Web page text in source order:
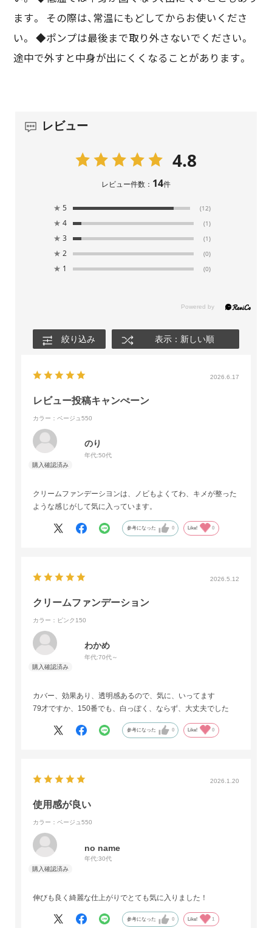
ます。 その際は、常温にもどしてからお使いくださ
い。 ◆ポンプは最後まで取り外さないでください。
途中で外すと中身が出にくくなることがあります。
レビュー
4.8
レビュー件数： 14件
★ 5 (12)
★ 4 (1)
★ 3 (1)
★ 2 (0)
★ 1 (0)
絞り込み 表示：新しい順
2026.6.17
レビュー投稿キャンぺーン
カラー：ベージュ550
のり
年代:50代
クリームファンデーシヨンは、ノビもよくてわ、キメが整った
ような感じがして気に入っています。
参考になった 0 Like! 0
2026.5.12
クリームファンデーション
カラー：ピンク150
わかめ
年代:70代～
カバー、効果あり、透明感あるので、気に、いってます
79才ですか、150番でも、白っぽく、ならず、大丈夫でした
参考になった 0 Like! 0
2026.1.20
使用感が良い
カラー：ベージュ550
no name
年代:30代
伸びも良く綺麗な仕上がりでとても気に入りました！
参考になった 0 Like! 1